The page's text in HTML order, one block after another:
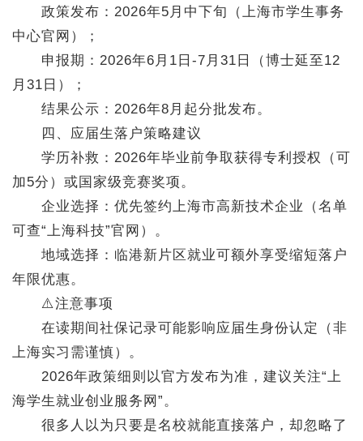
政策发布：2026年5月中下旬（上海市学生事务
中心官网）；
申报期：2026年6月1日-7月31日（博士延至12
月31日）；
结果公示：2026年8月起分批发布。
四、应届生落户策略建议
学历补救：2026年毕业前争取获得专利授权（可
加5分）或国家级竞赛奖项。
企业选择：优先签约上海市高新技术企业（名单
可查“上海科技”官网）。
地域选择：临港新片区就业可额外享受缩短落户
年限优惠。
⚠️注意事项
在读期间社保记录可能影响应届生身份认定（非
上海实习需谨慎）。
2026年政策细则以官方发布为准，建议关注“上
海学生就业创业服务网”。
很多人以为只要是名校就能直接落户，却忽略了